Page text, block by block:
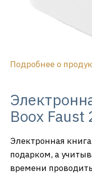
Подробнее о
Boox Faust
Электронная
подарком, а
времени